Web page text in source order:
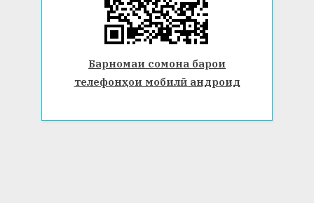
Барномаи сомона барои
телефонҳои мобилӣ андроид